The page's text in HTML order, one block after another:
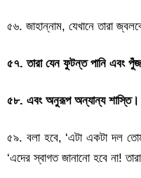
৫৬. জাহান্নাম, যেখানে তারা
৫৭. তারা যেন ফুটন্ত পানি এবং
৫৮. এবং অনুরূপ অন্যান্য শাস্তি।
৫৯. বলা হবে, ‘এটা একটা দল
‘এদের স্বাগত জানানো হবে না!